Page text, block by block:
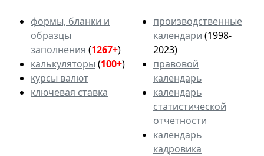
формы, бланки и
образцы
заполнения (1267+)
калькуляторы (100+)
курсы валют
ключевая ставка
производственные
календари (1998-
2023)
правовой
календарь
календарь
статистической
отчетности
календарь
кадровика